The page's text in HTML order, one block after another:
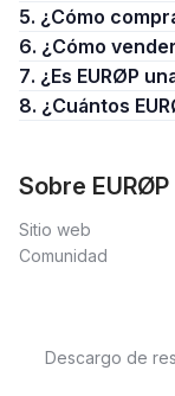
5. ¿Cómo
6. ¿Cómo
7. ¿Es EURØP
8. ¿Cuántos
Sobre EURØP
Sitio web
Comunidad
Descargo de